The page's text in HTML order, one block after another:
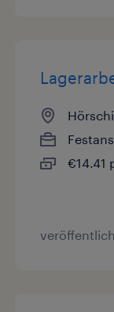
€14.41